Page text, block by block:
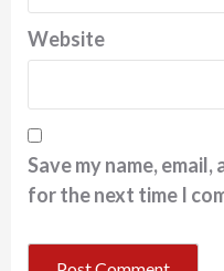
Website
Save my name,
for the next time I